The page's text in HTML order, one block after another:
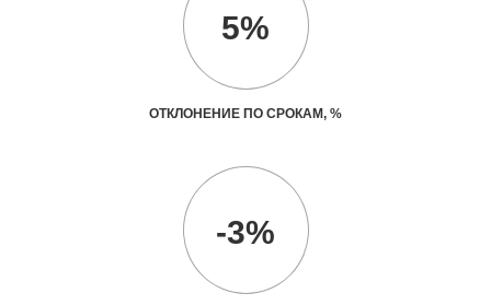
5%
ОТКЛОНЕНИЕ ПО СРОКАМ, %
-3%